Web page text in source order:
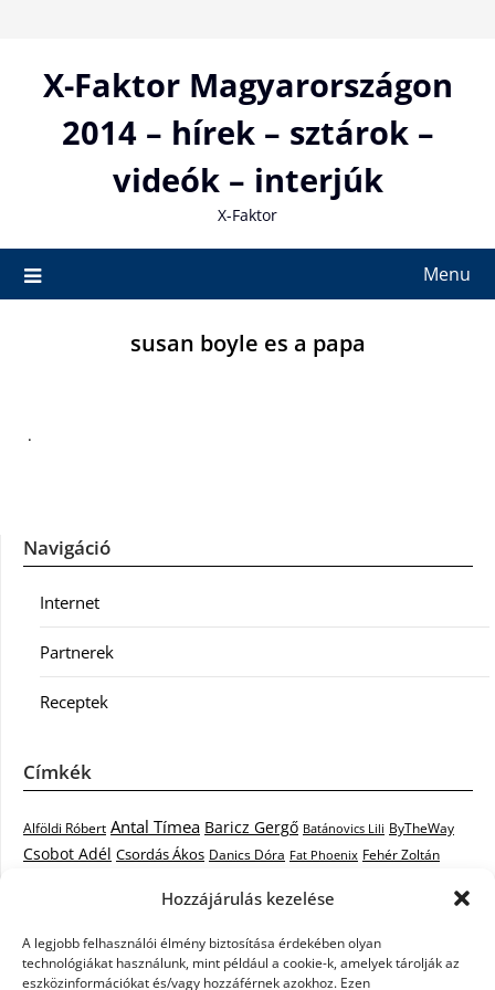
Hozzájárulás kezelése
A legjobb felhasználói élmény biztosítása érdekében olyan
technológiákat használunk, mint például a cookie-k, amelyek tárolják az
eszközinformációkat és/vagy hozzáférnek azokhoz. Ezen
contentX-Faktor Magyarországon
2014 – hírek – sztárok –
videók – interjúk
X-Faktor
Menu
susan boyle es a papa
.
Navigáció
Internet
Partnerek
Receptek
Címkék
Alföldi Róbert Antal Tímea Baricz Gergő Batánovics Lili ByTheWay
Csobot Adél Csordás Ákos Danics Dóra Fat Phoenix Fehér Zoltán
Kovács László Stone
Krasznai Tünde Like LiL C. Malek Miklós mentor Muri Enikő
Nagy Feró Oláh Gergő Péterffy Lili Rocktenors RTL Klub